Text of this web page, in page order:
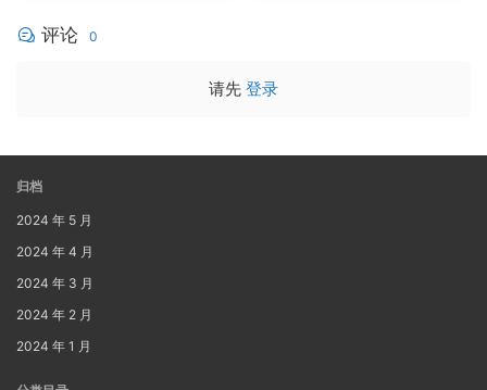
评论 0
请先 登录
归档
2024 年 5 月
2024 年 4 月
2024 年 3 月
2024 年 2 月
2024 年 1 月